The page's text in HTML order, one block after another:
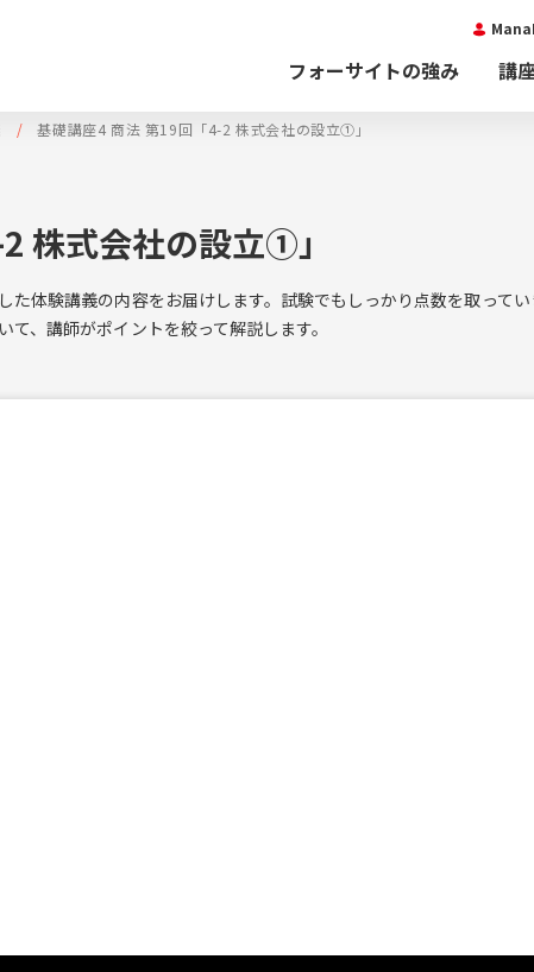
フォーサイトの強み 講
基礎講座4 商法 第19回「4-2 株式会社の設立①」
株式会社の設立①」
た体験講義の内容をお届けします。試験でもしっかり点数を取って
、講師がポイントを絞って解説します。